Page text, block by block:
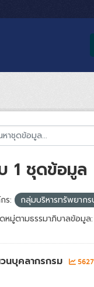
1 ชุดข้อมูล
ร: กลุ่มบริหารทรัพยาก
หมู่ตามธรรมาภิบาลข้อมูล:
นบุคลากรกรม 5627